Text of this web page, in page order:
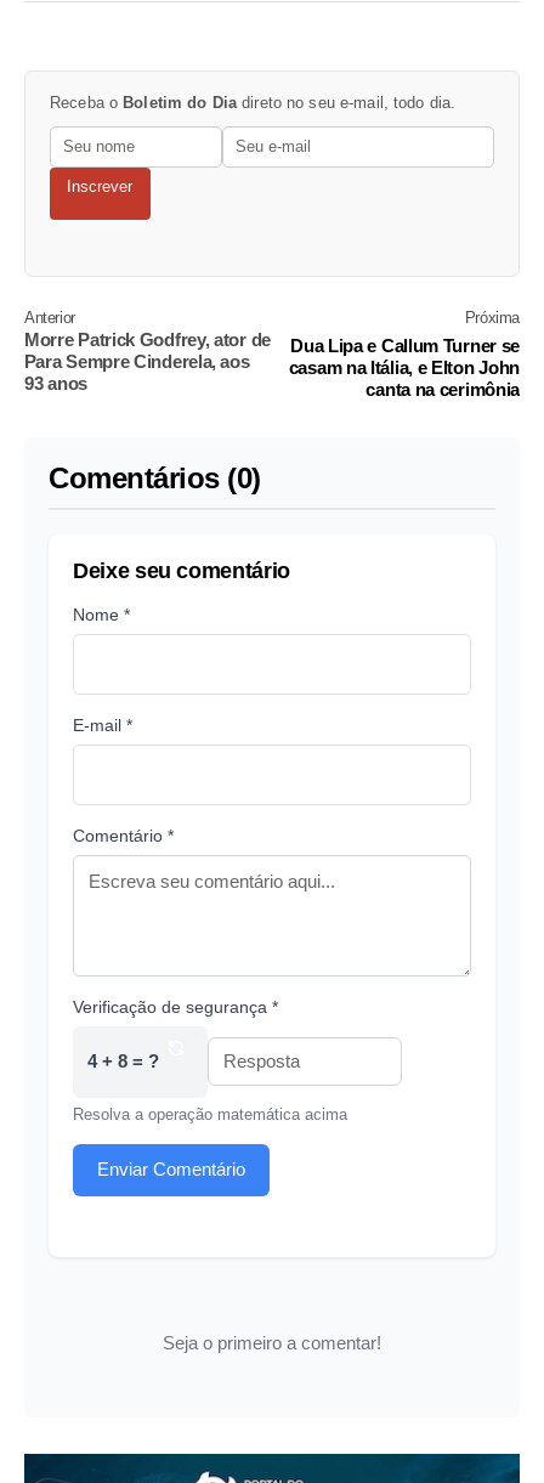
Receba o Boletim do Diadireto no seu e-mail, todo dia.
Inscrever
Anterior
Morre Patrick Godfrey, ator de
Para Sempre Cinderela, aos
93 anos
Próxima
Dua Lipa e Callum Turner se
casam na Itália, e Elton John
canta na cerimônia
Comentários (0)
Deixe seu comentário
Nome *
E-mail *
Comentário *
Verificação de segurança *
4 + 8 = ?
Resolva a operação matemática acima
Enviar Comentário
Seja o primeiro a comentar!